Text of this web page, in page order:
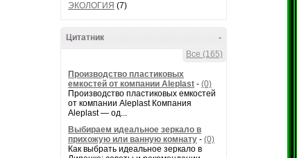
ЭКОЛОГИЯ (7)
-
Цитатник
Все (165)
Производство пластиковых
емкостей от компании Aleplast - (0)
Производство пластиковых емкостей
от компании Aleplast Компания
Aleplast — од...
Выбираем идеальное зеркало в
прихожую или ванную комнату - (0)
Как выбрать идеальное зеркало в